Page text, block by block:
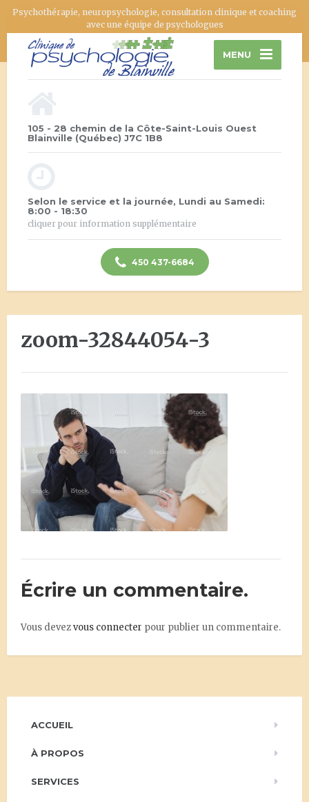
Psychothérapie, neuropsychologie, consultation clinique et coaching
avec une équipe de psychologues
MENU
105 - 28 chemin de la Côte-Saint-Louis Ouest
Blainville (Québec) J7C 1B8
Selon le service et la journée, Lundi au Samedi:
8:00 - 18:30
cliquer pour information supplémentaire
450 437-6684
zoom-32844054-3
Écrire un commentaire.
Vous devezvous connecter pour publier un commentaire.
ACCUEIL
À PROPOS
SERVICES